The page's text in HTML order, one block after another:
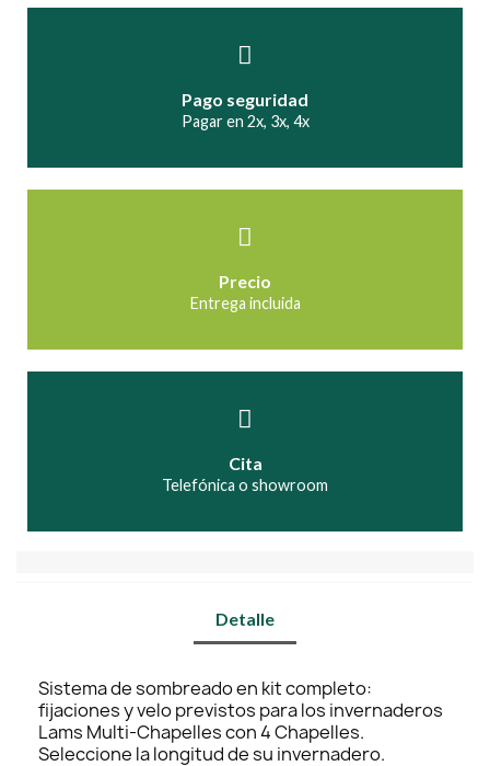
Pago seguridad
Pagar en 2x, 3x, 4x
Precio
Entrega incluida
Cita
Telefónica o showroom
Detalle
Sistema de sombreado en kit completo:
fijaciones y velo previstos para los invernaderos
Lams Multi-Chapelles con 4 Chapelles.
Seleccione la longitud de su invernadero.